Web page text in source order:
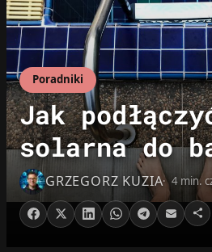
Poradniki
Jak
solarna do
GRZEGORZ KUZIA 4 min.